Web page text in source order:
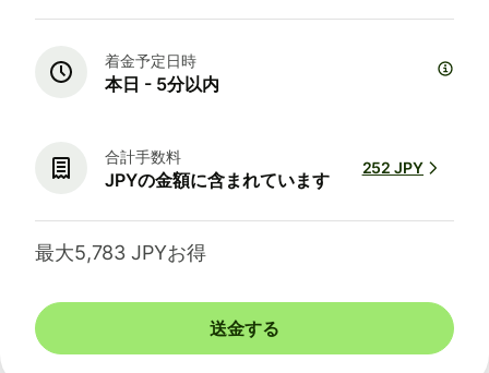
着金予定日時
本日 - 5分以内
合計手数料
JPYの金額に含まれています
252 JPY
最大5,783 JPYお得
送金する